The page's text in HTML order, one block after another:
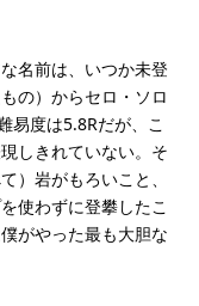
名前は、いつか未登
の）からセロ・ソロ
易度は5.8Rだが、こ
しきれていない。そ
）岩がもろいこと、
使わずに登攀したこ
がやった最も大胆な